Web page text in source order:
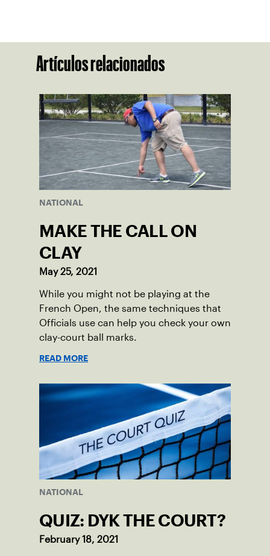
Artículos relacionados
NATIONAL
MAKE THE CALL ON
CLAY
May 25, 2021
While you might not be playing at the
French Open, the same techniques that
Officials use can help you check your own
clay-court ball marks.
READ MORE
NATIONAL
QUIZ: DYK THE COURT?
February 18, 2021